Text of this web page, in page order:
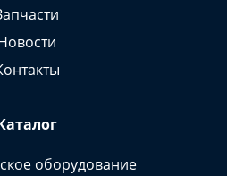
оборудование